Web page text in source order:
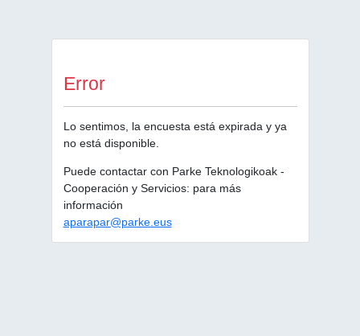
Error
Lo sentimos, la encuesta está expirada y ya
no está disponible.
Puede contactar con Parke Teknologikoak -
Cooperación y Servicios: para más
información
aparapar@parke.eus